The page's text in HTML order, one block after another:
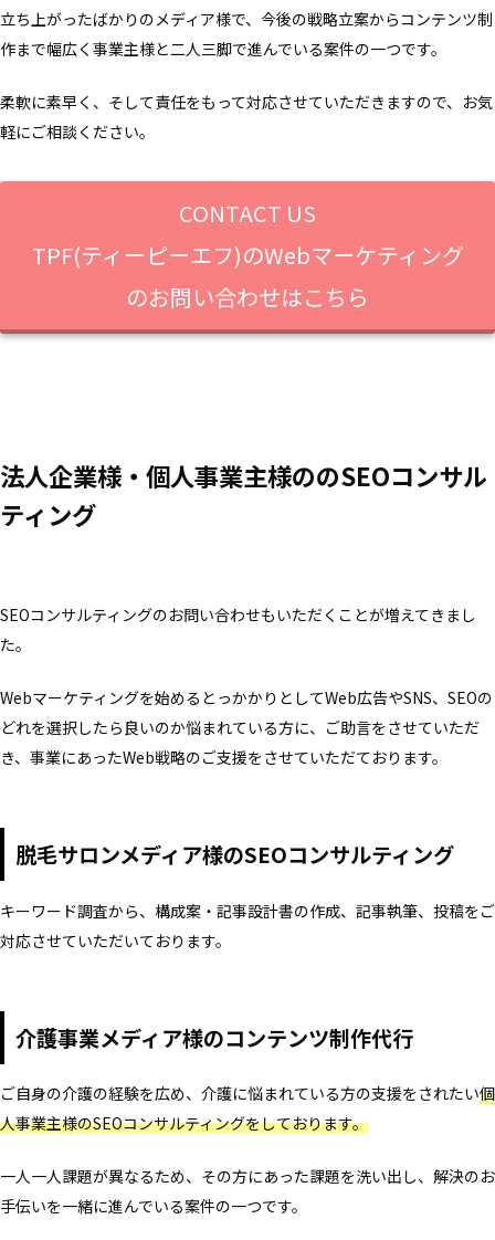
立ち上がったばかりのメディア様で、今後の戦略立案からコンテンツ制
作まで幅広く事業主様と二人三脚で進んでいる案件の一つです。
柔軟に素早く、そして責任をもって対応させていただきますので、お気
軽にご相談ください。
CONTACT US
TPF(ティーピーエフ)のWebマーケティング
のお問い合わせはこちら
法人企業様・個人事業主様ののSEOコンサル
ティング
SEOコンサルティングのお問い合わせもいただくことが増えてきまし
た。
Webマーケティングを始めるとっかかりとしてWeb広告やSNS、SEOの
どれを選択したら良いのか悩まれている方に、ご助言をさせていただ
き、事業にあったWeb戦略のご支援をさせていただております。
脱毛サロンメディア様のSEOコンサルティング
キーワード調査から、構成案・記事設計書の作成、記事執筆、投稿をご
対応させていただいております。
介護事業メディア様のコンテンツ制作代行
ご自身の介護の経験を広め、介護に悩まれている方の支援をされたい個
人事業主様のSEOコンサルティングをしております。
一人一人課題が異なるため、その方にあった課題を洗い出し、解決のお
手伝いを一緒に進んでいる案件の一つです。